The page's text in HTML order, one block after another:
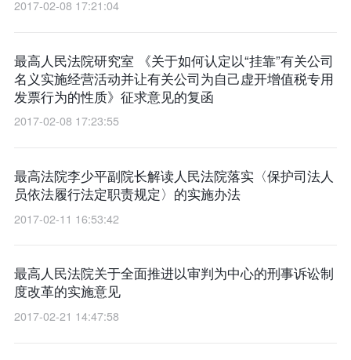
2017-02-08 17:21:04
最高人民法院研究室 《关于如何认定以“挂靠”有关公司
名义实施经营活动并让有关公司为自己虚开增值税专用
发票行为的性质》征求意见的复函
2017-02-08 17:23:55
最高法院李少平副院长解读人民法院落实〈保护司法人
员依法履行法定职责规定〉的实施办法
2017-02-11 16:53:42
最高人民法院关于全面推进以审判为中心的刑事诉讼制
度改革的实施意见
2017-02-21 14:47:58